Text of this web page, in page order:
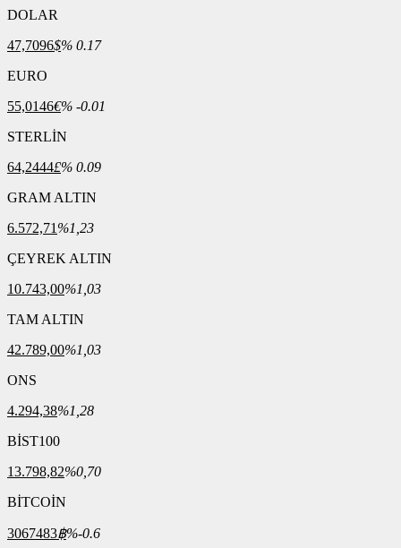
DOLAR
47,7096$% 0.17
EURO
55,0146€% -0.01
STERLİN
64,2444£% 0.09
GRAM ALTIN
6.572,71 %1,23
ÇEYREK ALTIN
10.743,00%1,03
TAM ALTIN
42.789,00%1,03
ONS
4.294,38%1,28
BİST100
13.798,82%0,70
BİTCOİN
3067483฿%-0.6